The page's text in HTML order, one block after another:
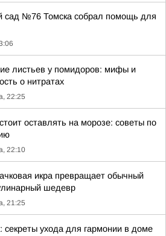
сад №76 Томска собрал помощь для
листьев у помидоров: мифы и
о нитратах
22:25
оставлять на морозе: советы по
22:10
икра превращает обычный
шедевр
21:25
секреты ухода для гармонии в доме